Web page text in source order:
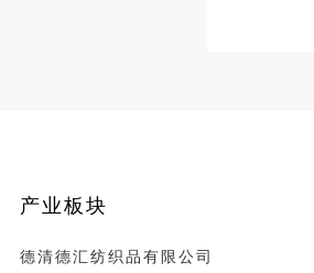
产业板块
德清德汇纺织品有限公司